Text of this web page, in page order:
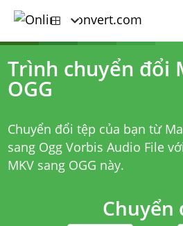
Trình chuyển đổi
OGG
Chuyển đổi tệp của bạn từ
sang Ogg Vorbis Audio File với
MKV sang OGG này.
Chuyển